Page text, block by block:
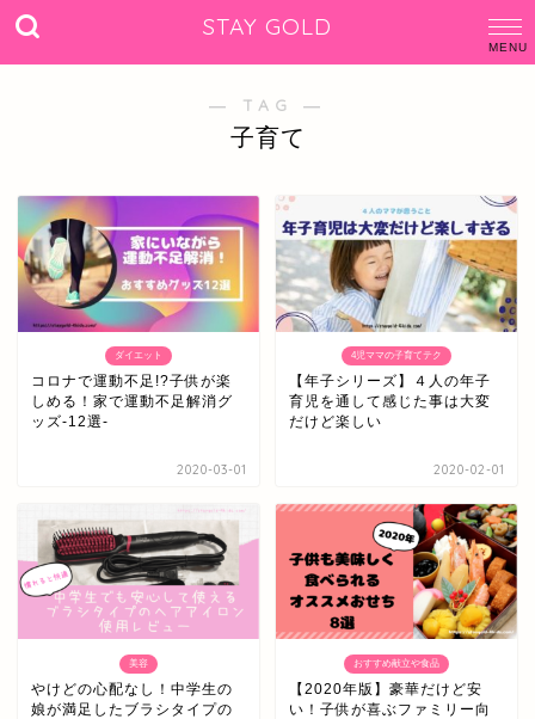
STAY GOLD
― TAG ―
子育て
ダイエット
コロナで運動不足!?子供が楽
しめる！家で運動不足解消グ
ッズ-12選-
2020-03-01
4児ママの子育てテク
【年子シリーズ】４人の年子
育児を通して感じた事は大変
だけど楽しい
2020-02-01
美容
やけどの心配なし！中学生の
娘が満足したブラシタイプの
おすすめ献立や食品
【2020年版】豪華だけど安
い！子供が喜ぶファミリー向